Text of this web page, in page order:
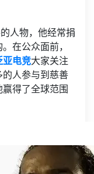
人物，他经常捐
在公众面前，
亚电竞大家关注
人参与到慈善
得了全球范围